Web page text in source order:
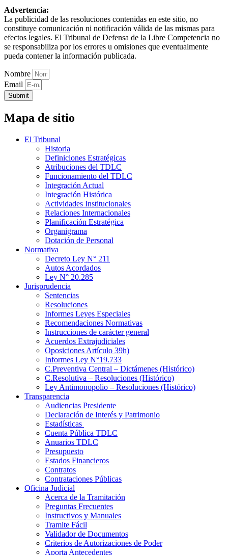
Advertencia:
La publicidad de las resoluciones contenidas en este sitio, no
constituye comunicación ni notificación válida de las mismas para
efectos legales. El Tribunal de Defensa de la Libre Competencia no
se responsabiliza por los errores u omisiones que eventualmente
pueda contener la información publicada.
Nombre
Email
Submit
Mapa de sitio
El Tribunal
Historia
Definiciones Estratégicas
Atribuciones del TDLC
Funcionamiento del TDLC
Integración Actual
Integración Histórica
Actividades Institucionales
Relaciones Internacionales
Planificación Estratégica
Organigrama
Dotación de Personal
Normativa
Decreto Ley N° 211
Autos Acordados
Ley N° 20.285
Jurisprudencia
Sentencias
Resoluciones
Informes Leyes Especiales
Recomendaciones Normativas
Instrucciones de carácter general
Acuerdos Extrajudiciales
Oposiciones Artículo 39h)
Informes Ley N°19.733
C.Preventiva Central – Dictámenes (Histórico)
C.Resolutiva – Resoluciones (Histórico)
Ley Antimonopolio – Resoluciones (Histórico)
Transparencia
Audiencias Presidente
Declaración de Interés y Patrimonio
Estadísticas
Cuenta Pública TDLC
Anuarios TDLC
Presupuesto
Estados Financieros
Contratos
Contrataciones Públicas
Oficina Judicial
Acerca de la Tramitación
Preguntas Frecuentes
Instructivos y Manuales
Tramite Fácil
Validador de Documentos
Criterios de Autorizaciones de Poder
Aporta Antecedentes